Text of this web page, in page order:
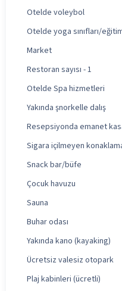
Otelde voleybol
Otelde yoga sınıfları/
Market
Restoran sayısı - 1
Otelde Spa hizmetleri
Yakında şnorkelle dalış
Resepsiyonda emanet
Sigara içilmeyen
Snack bar/büfe
Çocuk havuzu
Sauna
Buhar odası
Yakında kano (kayaking)
Ücretsiz valesiz otopark
Plaj kabinleri (ücretli)